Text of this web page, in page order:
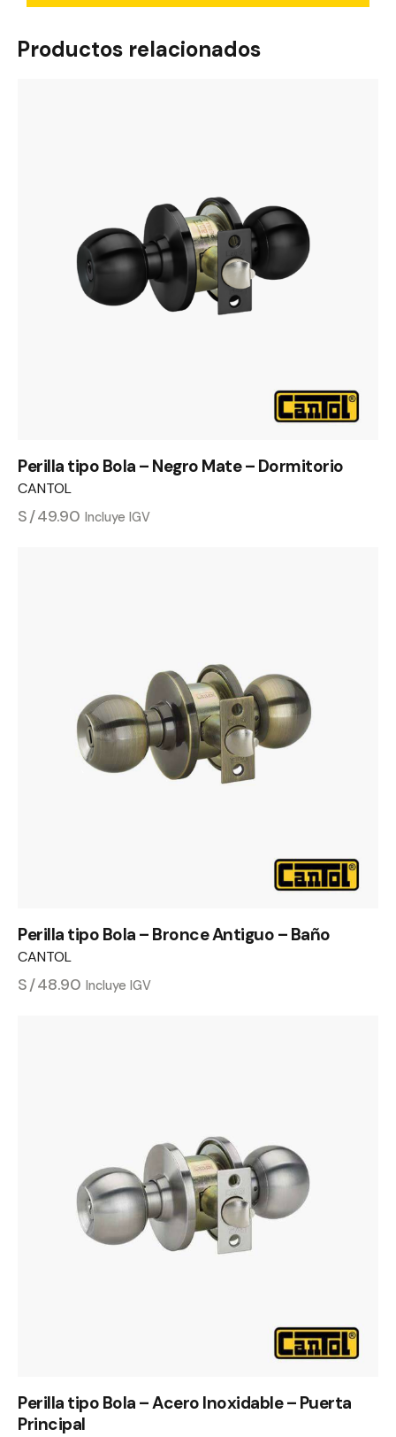
Productos relacionados
Perilla tipo Bola – Negro Mate – Dormitorio
CANTOL
S/49.90 Incluye IGV
Perilla tipo Bola – Bronce Antiguo – Baño
CANTOL
S/48.90 Incluye IGV
Perilla tipo Bola – Acero Inoxidable – Puerta
Principal